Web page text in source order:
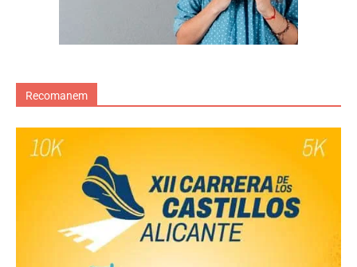
Recomanem